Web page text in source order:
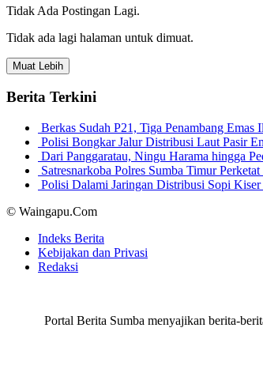
Tidak Ada Postingan Lagi.
Tidak ada lagi halaman untuk dimuat.
Muat Lebih
Berita Terkini
Berkas Sudah P21, Tiga Penambang
Polisi Bongkar Jalur Distribusi Laut Pasir
Dari Panggaratau, Ningu Harama hingga
Satresnarkoba Polres Sumba Timur
Polisi Dalami Jaringan Distribusi Sopi
© Waingapu.Com
Indeks Berita
Kebijakan dan Privasi
Redaksi
Portal Berita Sumba menyajikan berita-